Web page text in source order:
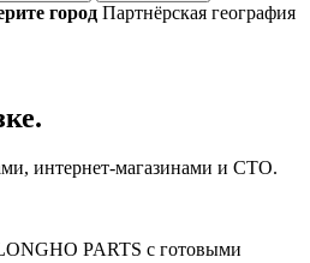
город Партнёрская география
интернет-магазинами и СТО.